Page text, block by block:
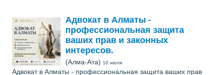
Адвокат в Алматы -
профессиональная защита
ваших прав и законных
интересов.
(Алма-Ата) 10 июля
Адвокат в Алматы - профессиональная защита ваших прав